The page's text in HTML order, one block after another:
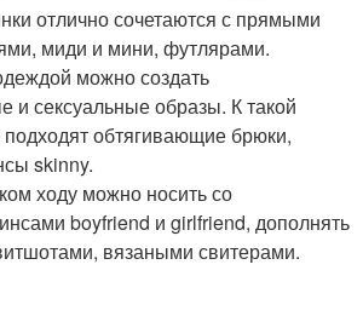
отлично сочетаются с прямыми
миди и мини, футлярами.
можно создать
и сексуальные образы. К такой
обтягивающие брюки,
skinny.
ходу можно носить со
boyfriend и girlfriend, дополнять
вязаными свитерами.